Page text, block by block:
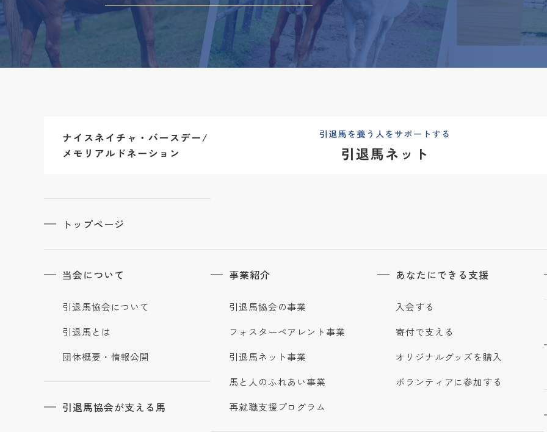
トップページ
当会について
引退馬協会について
引退馬とは
団体概要・情報公開
引退馬協会が支える馬
事業紹介
引退馬協会の事業
フォスターペアレント事業
引退馬ネット事業
馬と人のふれあい事業
再就職支援プログラム
あなたにできる支援
入会する
寄付で支える
オリジナルグッズを購入
ボランティアに参加する